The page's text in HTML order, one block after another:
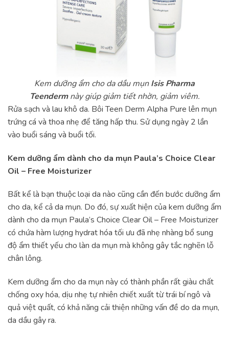
Kem dưỡng ẩm cho da dầu mụnIsis Pharma
Teendermnày giúp giảm tiết nhờn, giảm viêm.
Rửa sạch và lau khô da. Bôi Teen Derm Alpha Pure lên mụn
trứng cá và thoa nhẹ để tăng hấp thu. Sử dụng ngày 2 lần
vào buổi sáng và buổi tối.
Kem dưỡng ẩm dành cho da mụn Paula’s Choice Clear
Oil – Free Moisturizer
Bất kể là bạn thuộc loại da nào cũng cần đến bước dưỡng ẩm
cho da, kể cả da mụn. Do đó, sự xuất hiện của kem dưỡng ẩm
dành cho da mụn Paula’s Choice Clear Oil – Free Moisturizer
có chứa hàm lượng hydrat hóa tối ưu đã nhẹ nhàng bổ sung
độ ẩm thiết yếu cho làn da mụn mà không gây tắc nghẽn lỗ
chân lông.
Kem dưỡng ẩm cho da mụn này có thành phần rất giàu chất
chống oxy hóa, dịu nhẹ tự nhiên chiết xuất từ trái bí ngô và
quả việt quất, có khả năng cải thiện những vấn đề do da mụn,
da dầu gây ra.